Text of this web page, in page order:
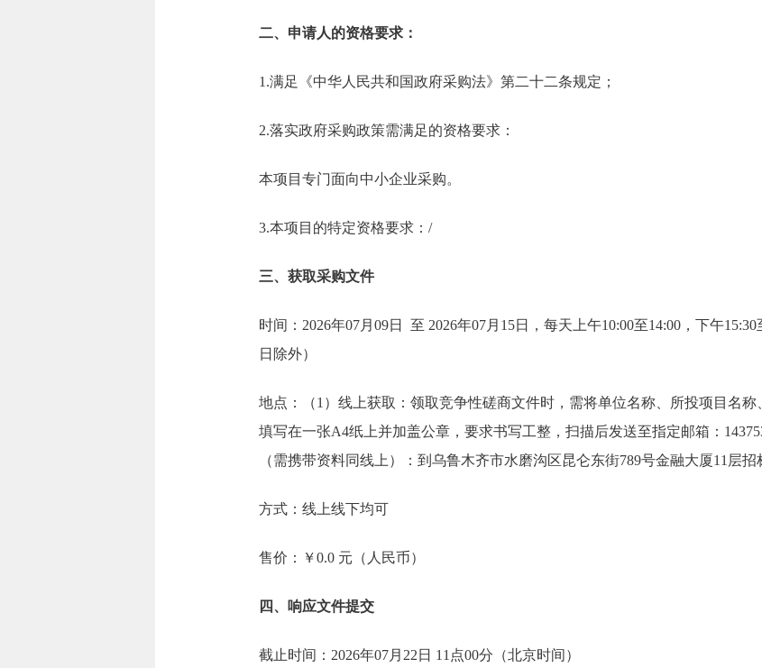
二、申请人的资格要求：
1.满足《中华人民共和国政府采购法》第二十二条规定；
2.落实政府采购政策需满足的资格要求：
本项目专门面向中小企业采购。
3.本项目的特定资格要求：/
三、获取采购文件
时间：2026年07月09日 至 2026年07月15日，每天上午10:00至14:00，下午
日除外）
地点：（1）线上获取：领取竞争性磋商文件时，需将单位名称、所投项目名
填写在一张A4纸上并加盖公章，要求书写工整，扫描后发送至指定邮箱：
（需携带资料同线上）：到乌鲁木齐市水磨沟区昆仑东街789号金融大厦11层招
方式：线上线下均可
售价：￥0.0 元（人民币）
四、响应文件提交
截止时间：2026年07月22日 11点00分（北京时间）